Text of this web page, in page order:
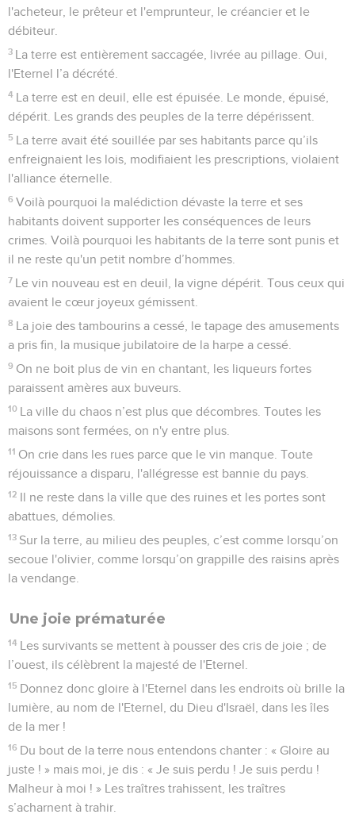
l'acheteur, le prêteur et l'emprunteur, le créancier et le
débiteur.
3 La terre est entièrement saccagée, livrée au pillage. Oui,
l'Eternel l’a décrété.
4 La terre est en deuil, elle est épuisée. Le monde, épuisé,
dépérit. Les grands des peuples de la terre dépérissent.
5 La terre avait été souillée par ses habitants parce qu’ils
enfreignaient les lois, modifiaient les prescriptions, violaient
l'alliance éternelle.
6 Voilà pourquoi la malédiction dévaste la terre et ses
habitants doivent supporter les conséquences de leurs
crimes. Voilà pourquoi les habitants de la terre sont punis et
il ne reste qu'un petit nombre d’hommes.
7 Le vin nouveau est en deuil, la vigne dépérit. Tous ceux qui
avaient le cœur joyeux gémissent.
8 La joie des tambourins a cessé, le tapage des amusements
a pris fin, la musique jubilatoire de la harpe a cessé.
9 On ne boit plus de vin en chantant, les liqueurs fortes
paraissent amères aux buveurs.
10 La ville du chaos n’est plus que décombres. Toutes les
maisons sont fermées, on n'y entre plus.
11 On crie dans les rues parce que le vin manque. Toute
réjouissance a disparu, l'allégresse est bannie du pays.
12 Il ne reste dans la ville que des ruines et les portes sont
abattues, démolies.
13 Sur la terre, au milieu des peuples, c’est comme lorsqu’on
secoue l'olivier, comme lorsqu’on grappille des raisins après
la vendange.
Une joie prématurée
14 Les survivants se mettent à pousser des cris de joie ; de
l’ouest, ils célèbrent la majesté de l'Eternel.
15 Donnez donc gloire à l'Eternel dans les endroits où brille la
lumière, au nom de l'Eternel, du Dieu d'Israël, dans les îles
de la mer !
16 Du bout de la terre nous entendons chanter : « Gloire au
juste ! » mais moi, je dis : « Je suis perdu ! Je suis perdu !
Malheur à moi ! » Les traîtres trahissent, les traîtres
s’acharnent à trahir.